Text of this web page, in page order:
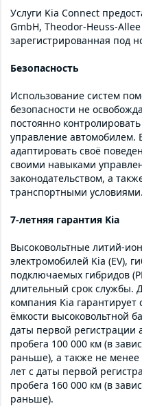
Услуги Kia Connect
GmbH, Theodor-Heuss-
зарегистрированная под
Безопасность
Использование систем
безопасности не
постоянно
управление автомобилем.
адаптировать своё
своими навыками
законодательством, а
транспортными условиями.
7-летняя гарантия Kia
Высоковольтные литий-
электромобилей Kia (EV),
подключаемых гибридов
длительный срок службы.
компания Kia
ёмкости высоковольтной
даты первой регистрации
пробега 100 000 км (в
раньше), а также не менее
лет с даты первой
пробега 160 000 км (в
раньше).